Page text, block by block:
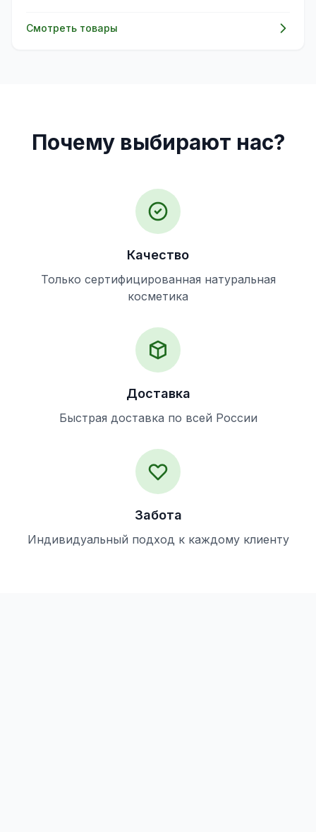
Смотреть товары
Почему выбирают нас?
Качество
Только сертифицированная натуральная
косметика
Доставка
Быстрая доставка по всей России
Забота
Индивидуальный подход к каждому клиенту